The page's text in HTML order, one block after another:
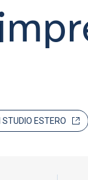
ESTERO